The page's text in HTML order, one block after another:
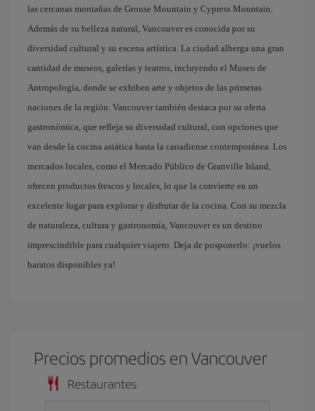
las cercanas montañas de Grouse Mountain y Cypress Mountain.
Además de su belleza natural, Vancouver es conocida por su
diversidad cultural y su escena artística. La ciudad alberga una gran
cantidad de museos, galerías y teatros, incluyendo el Museo de
Antropología, donde se exhiben arte y objetos de las primeras
naciones de la región. Vancouver también destaca por su oferta
gastronómica, que refleja su diversidad cultural, con opciones que
van desde la cocina asiática hasta la canadiense contemporánea. Los
mercados locales, como el Mercado Público de Granville Island,
ofrecen productos frescos y locales, lo que la convierte en un
excelente lugar para explorar y disfrutar de la cocina. Con su mezcla
de naturaleza, cultura y gastronomía, Vancouver es un destino
imprescindible para cualquier viajero. Deja de posponerlo: ¡vuelos
baratos disponibles ya!
Precios promedios en Vancouver
Restaurantes